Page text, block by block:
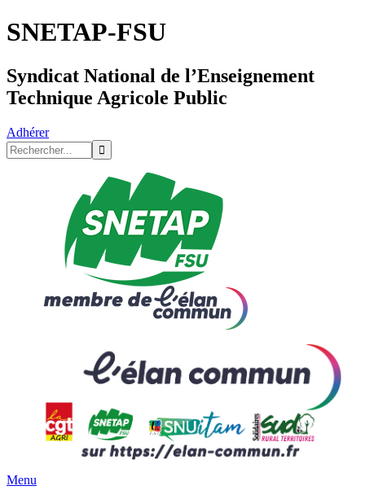
SNETAP-FSU
Syndicat National de l’Enseignement
Technique Agricole Public
Adhérer
Menu